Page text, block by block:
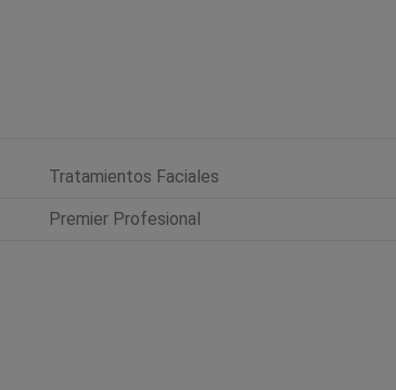
Tratamientos Faciales
Premier Profesional